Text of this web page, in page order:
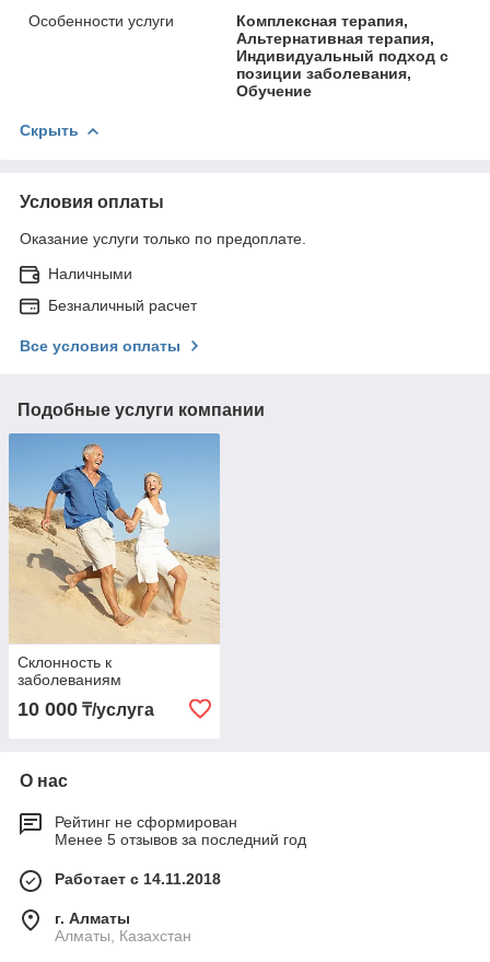
Особенности услуги
Комплексная терапия,
Альтернативная терапия,
Индивидуальный подход с
позиции заболевания,
Обучение
Скрыть
Условия оплаты
Оказание услуги только по предоплате.
Наличными
Безналичный расчет
Все условия оплаты
Подобные услуги компании
Склонность к
заболеваниям
10 000 ₸/услуга
О нас
Рейтинг не сформирован
Менее 5 отзывов за последний год
Работает с 14.11.2018
г. Алматы
Алматы, Казахстан